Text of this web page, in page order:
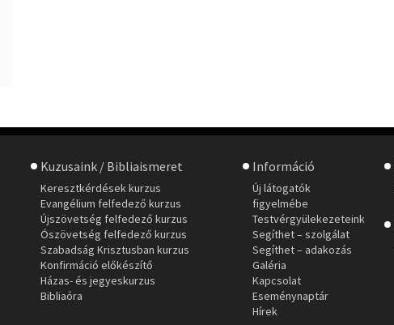
Kuzusaink / Bibliaismeret
Keresztkérdések kurzus
Evangélium felfedező kurzus
Újszövetség felfedező kurzus
Ószövetség felfedező kurzus
Szabadság Krisztusban kurzus
Konfirmáció előkészítő
Házas- és jegyeskurzus
Bibliaóra
Információ
Új látogatók
figyelmébe
Testvérgyülekezeteink
Segíthet – szolgálat
Segíthet – adakozás
Galéria
Kapcsolat
Eseménynaptár
Hírek